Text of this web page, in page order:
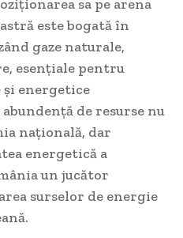
sa pe arena
este bogată în
gaze naturale,
esențiale pentru
energetice
de resurse nu
națională, dar
energetică a
un jucător
surselor de energie